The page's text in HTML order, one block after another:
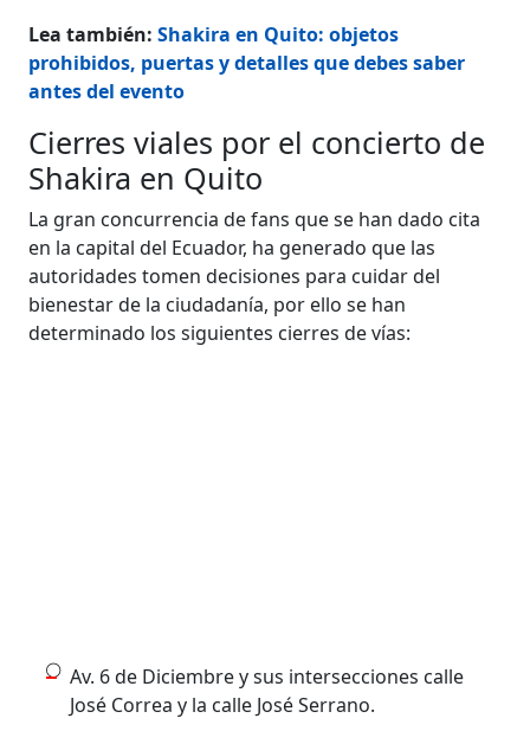
Lea también:Shakira en Quito: objetos
prohibidos, puertas y detalles que debes saber
antes del evento
Cierres viales por el concierto de
Shakira en Quito
La gran concurrencia de fans que se han dado cita
en la capital del Ecuador, ha generado que las
autoridades tomen decisiones para cuidar del
bienestar de la ciudadanía, por ello se han
determinado los siguientes cierres de vías:
Av. 6 de Diciembre y sus intersecciones calle
José Correa y la calle José Serrano.